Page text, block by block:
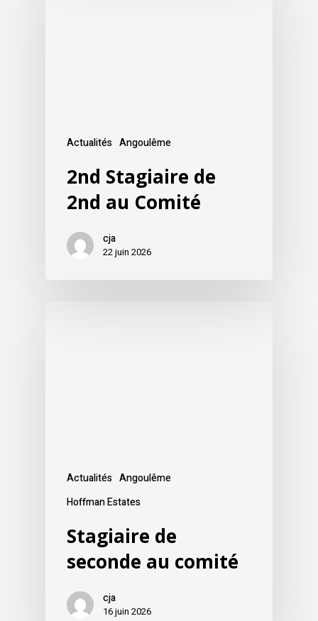
Actualités Angoulême
2nd Stagiaire de
2nd au Comité
cja
22 juin 2026
Actualités Angoulême
Hoffman Estates
Stagiaire de
seconde au comité
cja
16 juin 2026